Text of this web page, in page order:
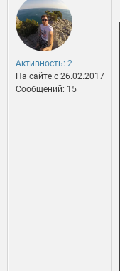
Активность: 2
На сайте c 26.02.2017
Сообщений: 15